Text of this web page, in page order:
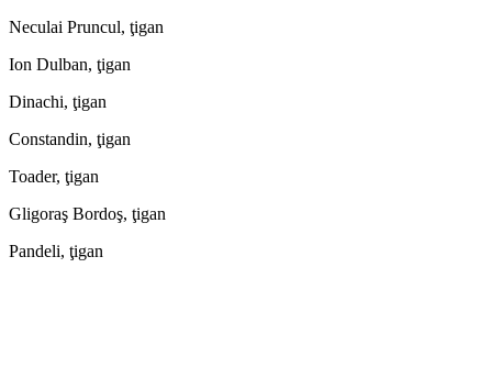
Neculai Pruncul, ţigan
Ion Dulban, ţigan
Dinachi, ţigan
Constandin, ţigan
Toader, ţigan
Gligoraş Bordoş, ţigan
Pandeli, ţigan